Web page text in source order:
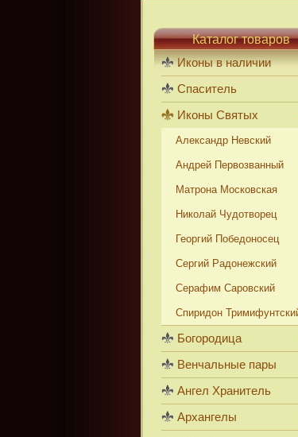
Каталог товаров
Иконы в наличии
Спаситель
Иконы Святых
Александр Невский
Андрей Первозванный
Матрона Московская
Николай Чудотворец
Георгий Победоносец
Сергий Радонежский
Серафим Саровский
Спиридон
Богородица
Венчальные пары
Ангел Хранитель
Архангелы